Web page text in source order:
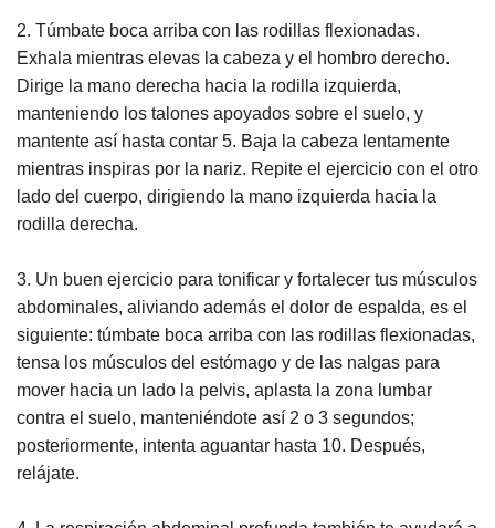
2. Túmbate boca arriba con las rodillas flexionadas.
Exhala mientras elevas la cabeza y el hombro derecho.
Dirige la mano derecha hacia la rodilla izquierda,
manteniendo los talones apoyados sobre el suelo, y
mantente así hasta contar 5. Baja la cabeza lentamente
mientras inspiras por la nariz. Repite el ejercicio con el otro
lado del cuerpo, dirigiendo la mano izquierda hacia la
rodilla derecha.
3. Un buen ejercicio para tonificar y fortalecer tus músculos
abdominales, aliviando además el dolor de espalda, es el
siguiente: túmbate boca arriba con las rodillas flexionadas,
tensa los músculos del estómago y de las nalgas para
mover hacia un lado la pelvis, aplasta la zona lumbar
contra el suelo, manteniéndote así 2 o 3 segundos;
posteriormente, intenta aguantar hasta 10. Después,
relájate.